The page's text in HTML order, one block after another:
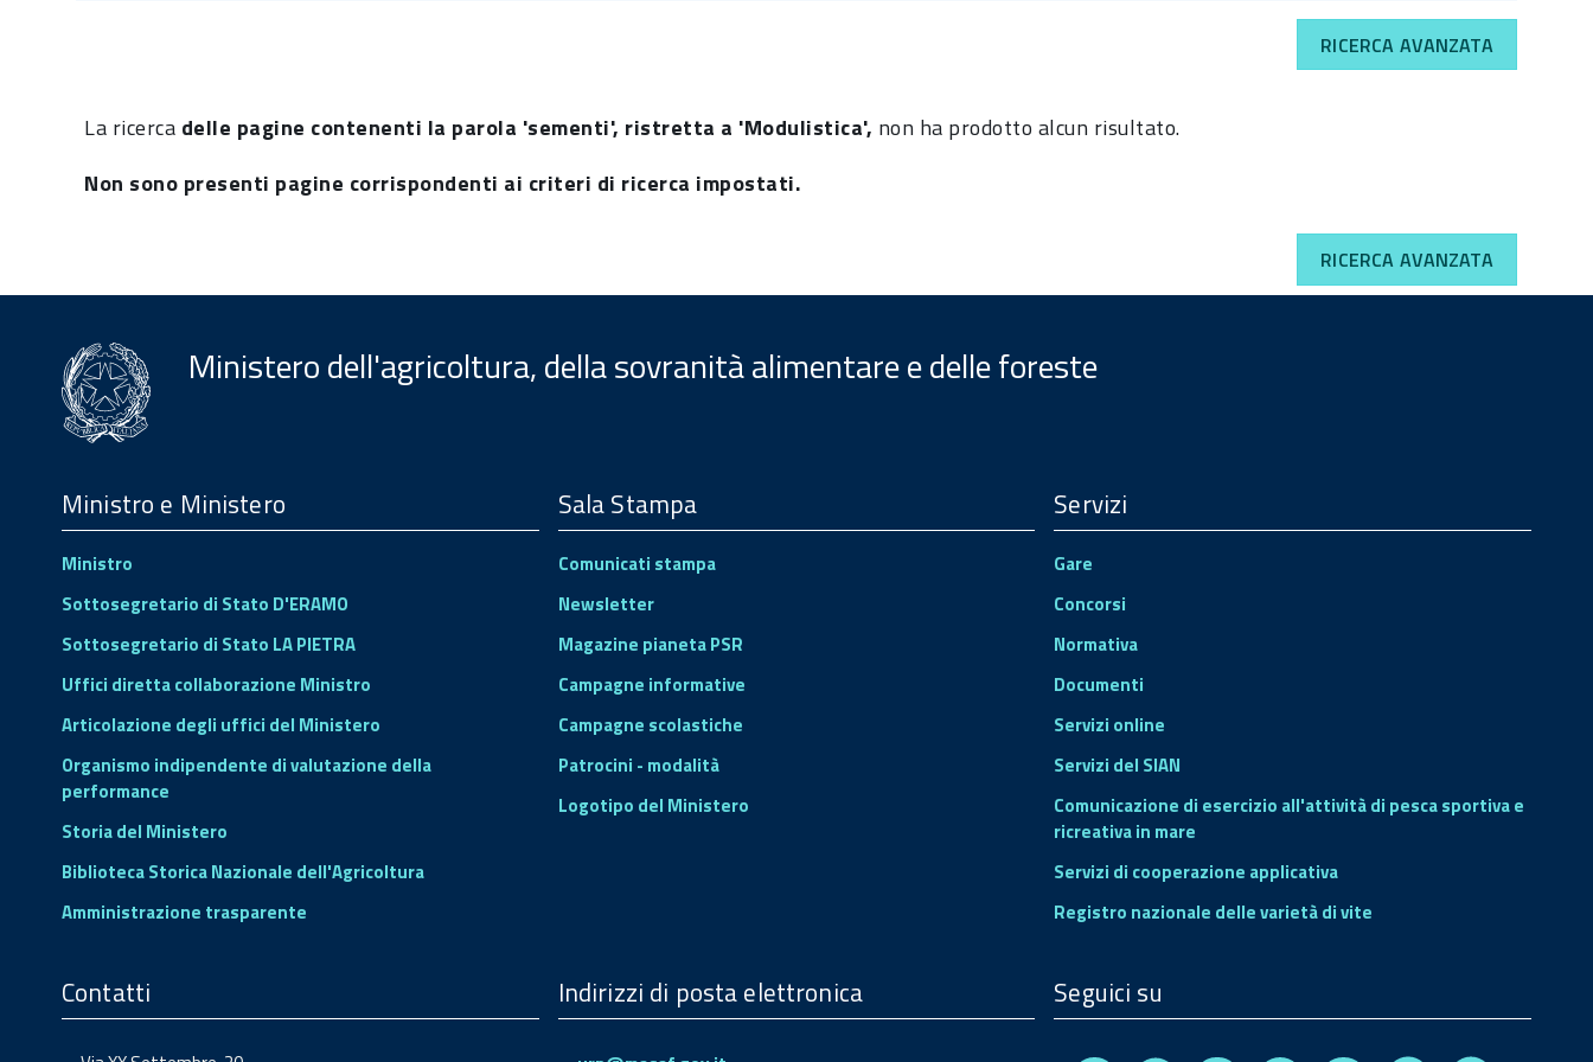
RICERCA AVANZATA
La ricerca delle pagine contenenti la parola 'sementi', ristretta a 'Modulistica', non ha prodotto alcun risultato.
Non sono presenti pagine corrispondenti ai criteri di ricerca impostati.
RICERCA AVANZATA
Ministero dell'agricoltura, della sovranità alimentare e delle foreste
Menu
Footer
Ministro e Ministero
Ministro
Sottosegretario di Stato D'ERAMO
Sottosegretario di Stato LA PIETRA
Uffici diretta collaborazione Ministro
Articolazione degli uffici del Ministero
Organismo indipendente di valutazione della
performance
Storia del Ministero
Biblioteca Storica Nazionale dell'Agricoltura
Amministrazione trasparente
Sala Stampa
Comunicati stampa
Newsletter
Magazine pianeta PSR
Campagne informative
Campagne scolastiche
Patrocini - modalità
Logotipo del Ministero
Servizi
Gare
Concorsi
Normativa
Documenti
Servizi online
Servizi del SIAN
Comunicazione di esercizio all'attività di pesca sportiva e
ricreativa in mare
Servizi di cooperazione applicativa
Registro nazionale delle varietà di vite
Contatti Indirizzi di posta elettronica Seguici su